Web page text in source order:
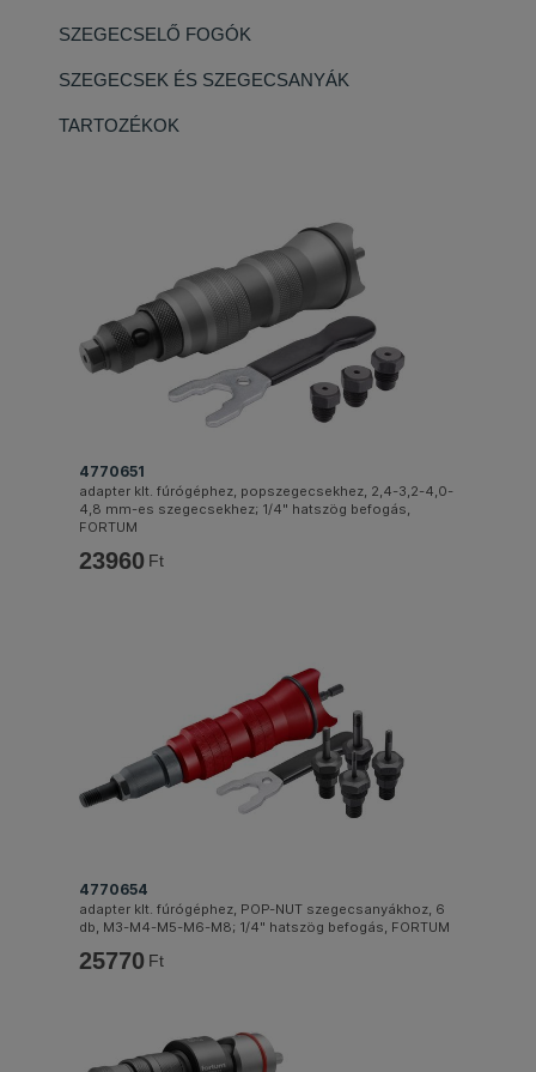
SZEGECSELŐ FOGÓK
SZEGECSEK ÉS SZEGECSANYÁK
TARTOZÉKOK
4770651
adapter klt. fúrógéphez, popszegecsekhez, 2,4-3,2-4,0-
4,8 mm-es szegecsekhez; 1/4" hatszög befogás,
FORTUM
23960 Ft
4770654
adapter klt. fúrógéphez, POP-NUT szegecsanyákhoz, 6
db, M3-M4-M5-M6-M8; 1/4" hatszög befogás, FORTUM
25770 Ft